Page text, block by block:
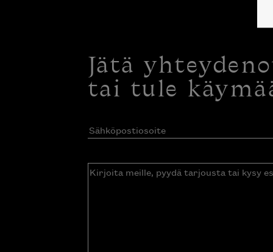
Jätä
tai tule
Sähköpostiosoite(Pakollinen)
Kirjoita